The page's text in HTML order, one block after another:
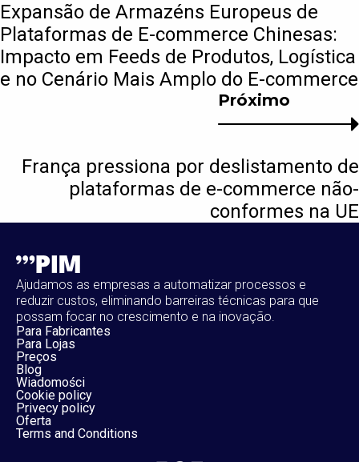
Próximo
França pressiona por deslistamento de
plataformas de e-commerce não-
conformes na UE
Expansão de Armazéns Europeus de
Plataformas de E-commerce Chinesas:
Impacto em Feeds de Produtos, Logística
e no Cenário Mais Amplo do E-commerce
Ajudamos as empresas a automatizar processos e
reduzir custos, eliminando barreiras técnicas para que
possam focar no crescimento e na inovação.
Para Fabricantes
Para Lojas
Preços
Blog
Wiadomości
Cookie policy
Privecy policy
Oferta
Terms and Conditions